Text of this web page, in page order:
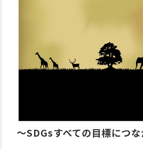
～SDGsすべての目標につ